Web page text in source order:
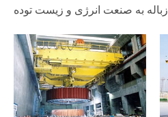
زباله به صنعت انرژی و زیست توده